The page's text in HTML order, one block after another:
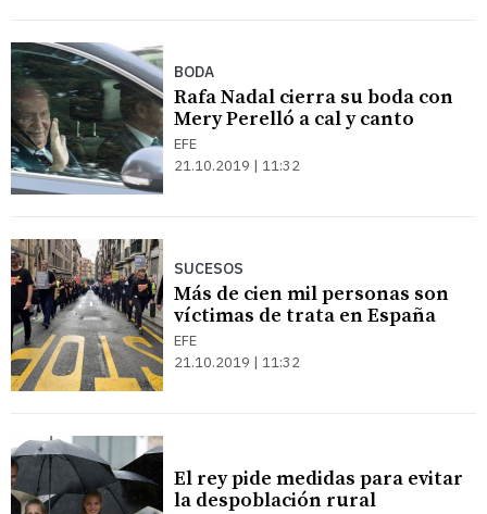
BODA
Rafa Nadal cierra su boda con
Mery Perelló a cal y canto
EFE
21.10.2019 | 11:32
SUCESOS
Más de cien mil personas son
víctimas de trata en España
EFE
21.10.2019 | 11:32
El rey pide medidas para evitar
la despoblación rural